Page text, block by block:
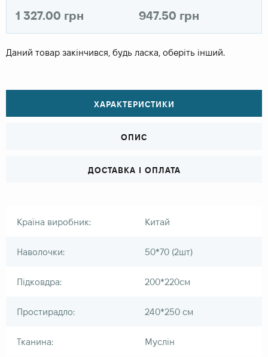
1 327.00 грн 947.50 грн
Даний товар закінчився, будь ласка, оберіть інший.
ХАРАКТЕРИСТИКИ
ОПИС
ДОСТАВКА І ОПЛАТА
Країна виробник: Китай
Наволочки: 50*70 (2шт)
Підковдра: 200*220см
Простирадло: 240*250 см
Тканина: Муслін